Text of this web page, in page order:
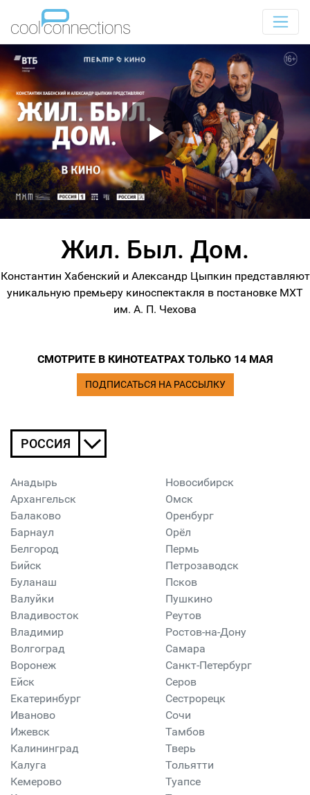
Жил. Был. Дом.
Константин Хабенский и Александр Цыпкин представляют
уникальную премьеру киноспектакля в постановке МХТ
им. А. П. Чехова
СМОТРИТЕ В КИНОТЕАТРАХ ТОЛЬКО 14 МАЯ
ПОДПИСАТЬСЯ НА РАССЫЛКУ
РОССИЯ
Анадырь
Архангельск
Балаково
Барнаул
Белгород
Бийск
Буланаш
Валуйки
Владивосток
Владимир
Волгоград
Воронеж
Ейск
Екатеринбург
Иваново
Ижевск
Калининград
Калуга
Кемерово
Новосибирск
Омск
Оренбург
Орёл
Пермь
Петрозаводск
Псков
Пушкино
Реутов
Ростов-на-Дону
Самара
Санкт-Петербург
Серов
Сестрорецк
Сочи
Тамбов
Тверь
Тольятти
Туапсе